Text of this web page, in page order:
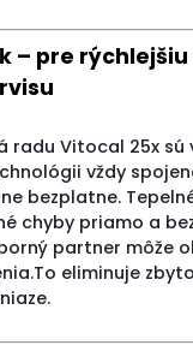
– pre
radu Vitocal 25x sú
vždy
bezplatne.
chyby priamo a
partner môže
eliminuje